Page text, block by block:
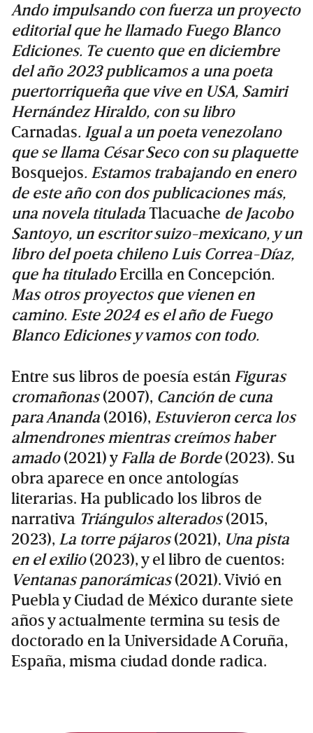
Ando impulsando con fuerza un proyecto
editorial que he llamado Fuego Blanco
Ediciones. Te cuento que en diciembre
del año 2023 publicamos a una poeta
puertorriqueña que vive en USA, Samiri
Hernández Hiraldo, con su libro
Carnadas. Igual a un poeta venezolano
que se llama César Seco con su plaquette
Bosquejos. Estamos trabajando en enero
de este año con dos publicaciones más,
una novela tituladaTlacuache de Jacobo
Santoyo, un escritor suizo-mexicano, y un
libro del poeta chileno Luis Correa-Díaz,
que ha tituladoErcilla en Concepción.
Mas otros proyectos que vienen en
camino. Este 2024 es el año de Fuego
Blanco Ediciones y vamos con todo.
Entre sus libros de poesía están Figuras
cromañonas(2007), Canción de cuna
para Ananda (2016), Estuvieron cerca los
almendrones mientras creímos haber
amado(2021) yFalla de Borde(2023). Su
obra aparece en once antologías
literarias. Ha publicado los libros de
narrativa Triángulos alterados(2015,
2023), La torre pájaros(2021), Una pista
en el exilio(2023), y el libro de cuentos:
Ventanas panorámicas(2021). Vivió en
Puebla y Ciudad de México durante siete
años y actualmente termina su tesis de
doctorado en la Universidade A Coruña,
España, misma ciudad donde radica.
Primary